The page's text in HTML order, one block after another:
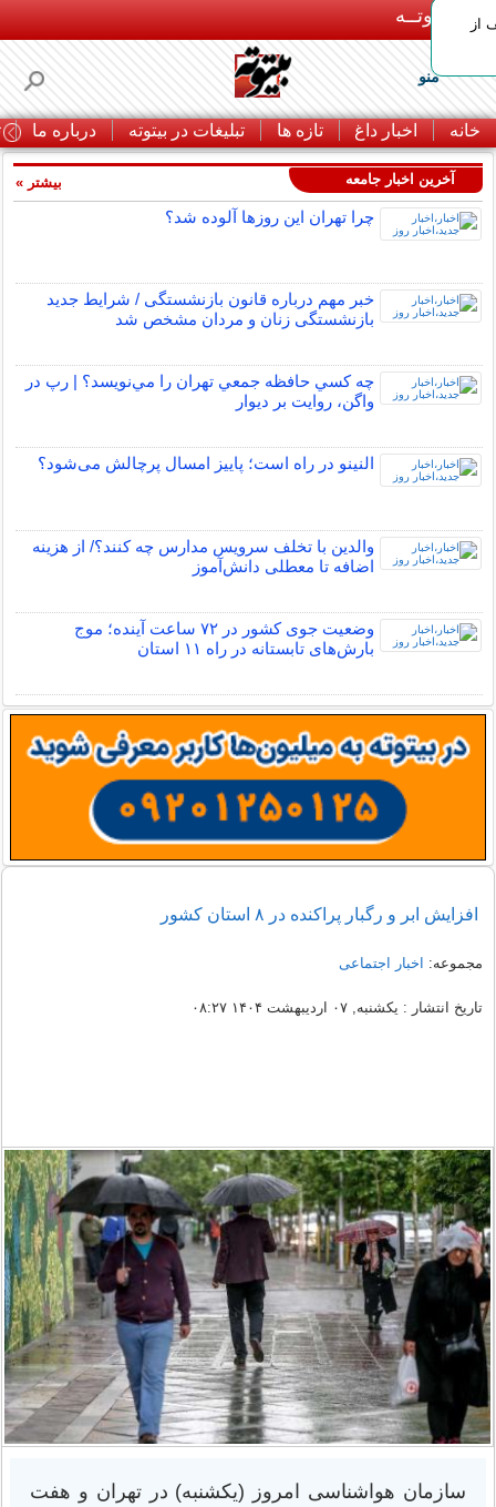
بـیتوتــه
منو
خانه اخبار داغ تازه ها تبلیغات در بیتوته درباره ما
تخفیف از
آخرین اخبار جامعه
چرا تهران این روزها آلوده شد؟
خبر مهم درباره قانون بازنشستگی / شرایط جدید
بازنشستگی زنان و مردان مشخص شد
چه كسي حافظه جمعي تهران را مي‌نويسد؟ | رپ در
واگن، روايت بر ديوار
النینو در راه است؛ پاییز امسال پرچالش می‌شود؟
والدین با تخلف سرویس مدارس چه کنند؟/ از هزینه
اضافه تا معطلی دانش‌آموز
وضعیت جوی کشور در ۷۲ ساعت آینده؛ موج
بارش‌های تابستانه در راه ۱۱ استان
بیشتر »
افزایش ابر و رگبار پراکنده در ۸ استان کشور
مجموعه: اخبار اجتماعی
تاریخ انتشار : یکشنبه, ۰۷ اردیبهشت ۱۴۰۴ ۰۸:۲۷
سازمان هواشناسی امروز (یکشنبه) در تهران و هفت